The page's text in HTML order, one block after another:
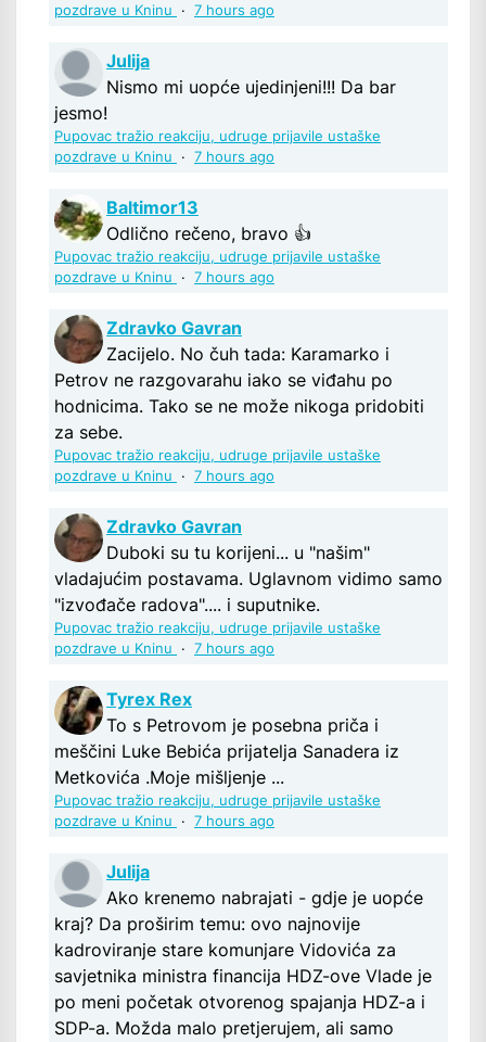
pozdrave u Kninu
· 7 hours ago
Julija
Nismo mi uopće ujedinjeni!!! Da bar
jesmo!
Pupovac tražio reakciju, udruge prijavile ustaške
pozdrave u Kninu
· 7 hours ago
Baltimor13
Odlično rečeno, bravo 👍
Pupovac tražio reakciju, udruge prijavile ustaške
pozdrave u Kninu
· 7 hours ago
Zdravko Gavran
Zacijelo. No čuh tada: Karamarko i
Petrov ne razgovarahu iako se viđahu po
hodnicima. Tako se ne može nikoga pridobiti
za sebe.
Pupovac tražio reakciju, udruge prijavile ustaške
pozdrave u Kninu
· 7 hours ago
Zdravko Gavran
Duboki su tu korijeni... u "našim"
vladajućim postavama. Uglavnom vidimo samo
"izvođače radova".... i suputnike.
Pupovac tražio reakciju, udruge prijavile ustaške
pozdrave u Kninu
· 7 hours ago
Tyrex Rex
To s Petrovom je posebna priča i
meščini Luke Bebića prijatelja Sanadera iz
Metkovića .Moje mišljenje ...
Pupovac tražio reakciju, udruge prijavile ustaške
pozdrave u Kninu
· 7 hours ago
Julija
Ako krenemo nabrajati - gdje je uopće
kraj? Da proširim temu: ovo najnovije
kadroviranje stare komunjare Vidovića za
savjetnika ministra financija HDZ-ove Vlade je
po meni početak otvorenog spajanja HDZ-a i
SDP-a. Možda malo pretjerujem, ali samo